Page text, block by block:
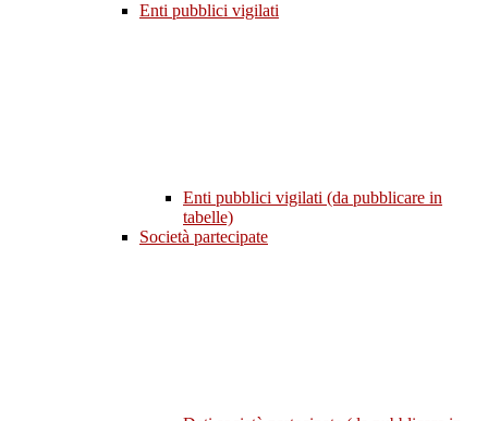
Enti pubblici vigilati
Enti pubblici vigilati (da pubblicare in
tabelle)
Società partecipate